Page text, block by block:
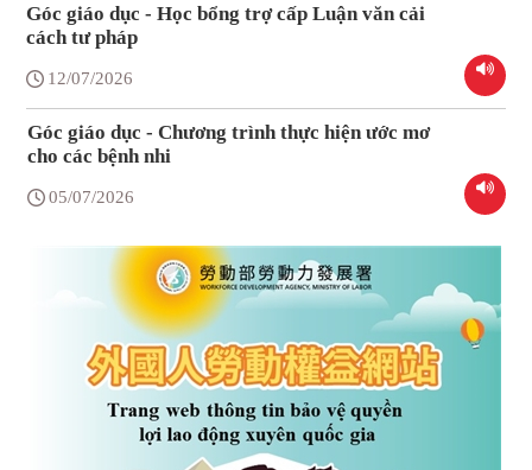
Góc giáo dục - Học bổng trợ cấp Luận văn cải
cách tư pháp
12/07/2026
Góc giáo dục - Chương trình thực hiện ước mơ
cho các bệnh nhi
05/07/2026